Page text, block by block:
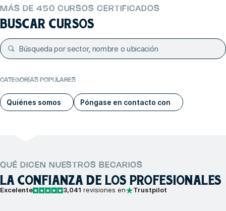
MÁS DE 450 CURSOS CERTIFICADOS
BUSCAR CURSOS
CATEGORÍAS POPULARES
Quiénes somos Póngase en contacto con
QUÉ DICEN NUESTROS BECARIOS
LA CONFIANZA DE LOS PROFESIONALES
Excelente 3,041 revisiones en Trustpilot